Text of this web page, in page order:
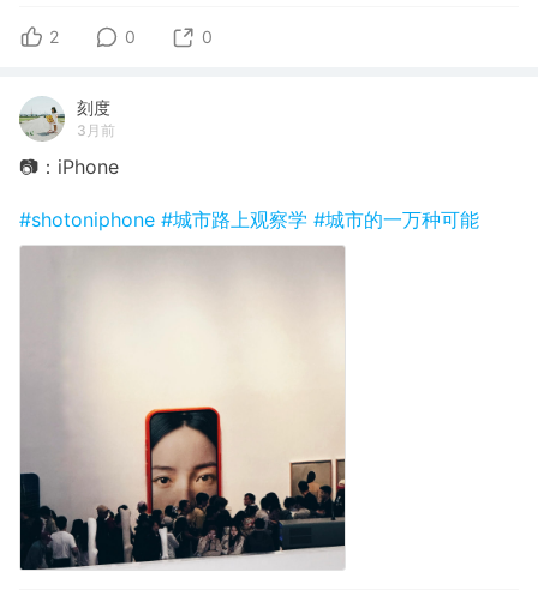
2 0 0
刻度
3月前
📷：iPhone
#shotoniphone #城市路上观察学 #城市的一万种可能